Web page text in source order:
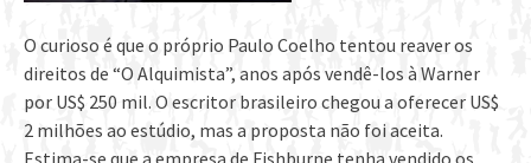
O curioso é que o próprio Paulo Coelho tentou reaver os
direitos de “O Alquimista”, anos após vendê-los à Warner
por US$ 250 mil. O escritor brasileiro chegou a oferecer US$
2 milhões ao estúdio, mas a proposta não foi aceita.